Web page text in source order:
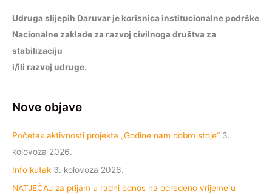
Udruga slijepih Daruvar je korisnica institucionalne podrške
Nacionalne zaklade za razvoj civilnoga društva za
stabilizaciju
i/ili razvoj udruge.
Nove objave
Početak aktivnosti projekta „Godine nam dobro stoje“ 3.
kolovoza 2026.
Info kutak 3. kolovoza 2026.
NATJEČAJ za prijam u radni odnos na određeno vrijeme u